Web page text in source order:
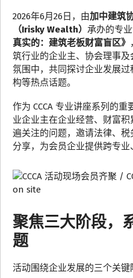
2026年6月26日，由加中建筑
（Irisky Wealth） 承办的专
真实的：建筑老板财富盲区》
筑行业的企业主、协会理事
氛围中，共同探讨企业发展
构等热点话题。
作为 CCCA 专业讲座系列的
业企业主在企业经营、财富
遍关注的问题，邀请法律、
分享，为会员企业提供跨专业
聚焦三大阶段，
题
活动围绕企业发展的三个关键